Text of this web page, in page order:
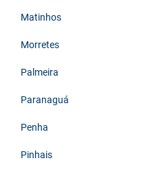
Matinhos
Morretes
Palmeira
Paranaguá
Penha
Pinhais